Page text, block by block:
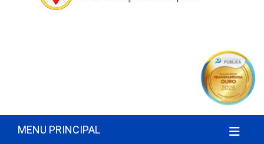
MENU PRINCIPAL